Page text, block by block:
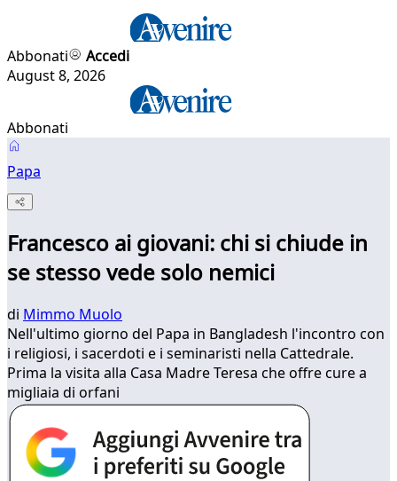
Abbonati
Accedi
August 8, 2026
Abbonati
Papa
Francesco ai giovani: chi si chiude in
se stesso vede solo nemici
di Mimmo Muolo
Nell'ultimo giorno del Papa in Bangladesh l'incontro con
i religiosi, i sacerdoti e i seminaristi nella Cattedrale.
Prima la visita alla Casa Madre Teresa che offre cure a
migliaia di orfani